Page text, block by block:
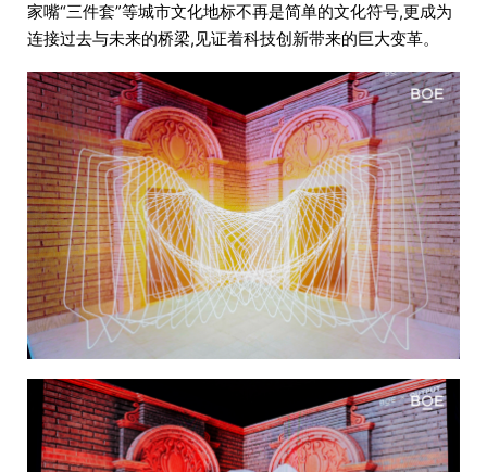
家嘴“三件套”等城市文化地标不再是简单的文化符号,更成为
连接过去与未来的桥梁,见证着科技创新带来的巨大变革。